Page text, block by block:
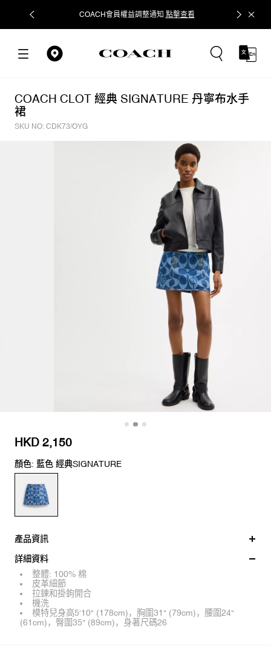
COACH會員權益調整通知 點擊查看 立即追蹤
COACH CLOT 經典 SIGNATURE 丹寧布水手
裙
SKU NO: CDK73/OYG
HKD 2,150
顏色: 藍色 經典SIGNATURE
產品資訊
詳細資料
整體: 100% 棉
皮革細節
拉鍊和掛鉤開合
機洗
模特兒身高5'10" (178cm)，胸圍31" (79cm)，腰圍24"
(61cm)，臀圍35" (89cm)，身著尺碼26